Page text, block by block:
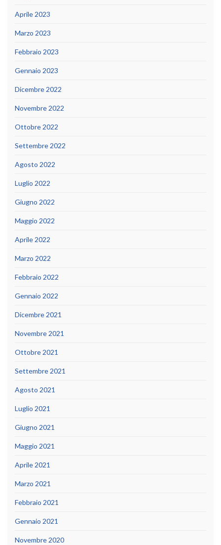
Aprile 2023
Marzo 2023
Febbraio 2023
Gennaio 2023
Dicembre 2022
Novembre 2022
Ottobre 2022
Settembre 2022
Agosto 2022
Luglio 2022
Giugno 2022
Maggio 2022
Aprile 2022
Marzo 2022
Febbraio 2022
Gennaio 2022
Dicembre 2021
Novembre 2021
Ottobre 2021
Settembre 2021
Agosto 2021
Luglio 2021
Giugno 2021
Maggio 2021
Aprile 2021
Marzo 2021
Febbraio 2021
Gennaio 2021
Novembre 2020